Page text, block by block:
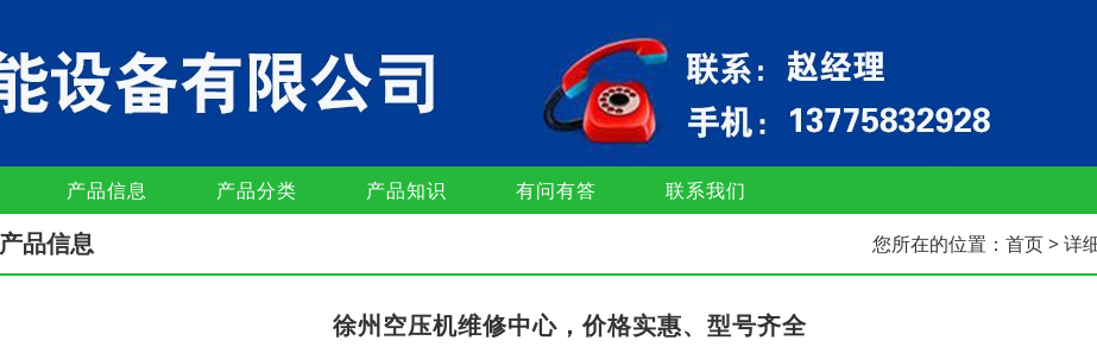
产品信息 产品分类 产品知识 有问有答 联系我们
产品信息 您所在的位置： 首页> 详
徐州空压机维修中心，价格实惠、型号齐全